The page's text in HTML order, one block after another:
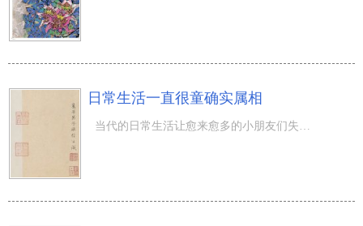
日常生活一直很童确实属相